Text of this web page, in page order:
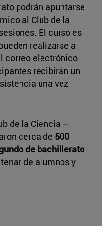
podrán apuntarse
al Club de la
El curso es
realizarse a
correo electrónico
recibirán un
una vez
de la Ciencia –
cerca de 500
de bachillerato
de alumnos y